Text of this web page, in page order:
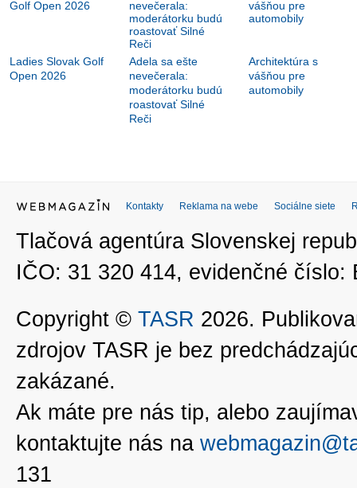
Ladies Slovak Golf
Open 2026
Adela sa ešte
nevečerala:
moderátorku budú
roastovať Silné
Reči
Architektúra s
vášňou pre
automobily
Kontakty Reklama na webe Sociálne siete
Tlačová agentúra Slovenskej
IČO: 31 320 414, evidenčné číslo:
Copyright © TASR 2026.
zdrojov TASR je bez
zakázané.
Ak máte pre nás tip, alebo
kontaktujte nás na
131